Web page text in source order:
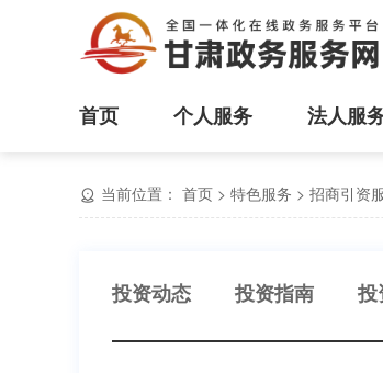
首页 个人服务 法人服
当前位置： 首页 > 特色服务 > 招商引资
投资动态 投资指南 投